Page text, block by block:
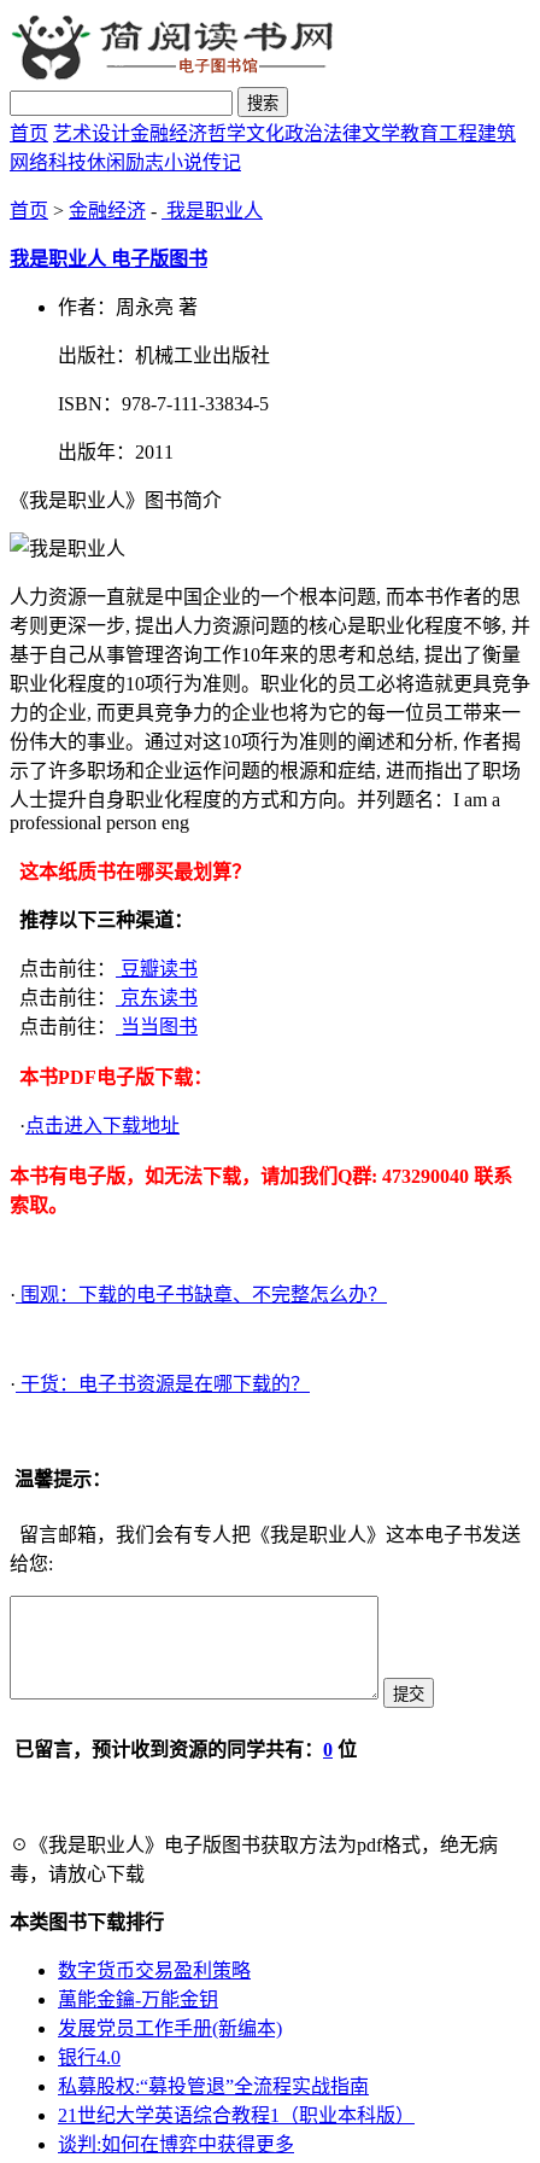
搜索
首页 艺术设计金融经济哲学文化政治法律文学教育工程建筑
网络科技休闲励志小说传记
首页 > 金融经济 - 我是职业人
我是职业人 电子版图书
作者：周永亮 著
出版社：机械工业出版社
ISBN：978-7-111-33834-5
出版年：2011
《我是职业人》图书简介
人力资源一直就是中国企业的一个根本问题, 而本书作者的思
考则更深一步, 提出人力资源问题的核心是职业化程度不够, 并
基于自己从事管理咨询工作10年来的思考和总结, 提出了衡量
职业化程度的10项行为准则。职业化的员工必将造就更具竞争
力的企业, 而更具竞争力的企业也将为它的每一位员工带来一
份伟大的事业。通过对这10项行为准则的阐述和分析, 作者揭
示了许多职场和企业运作问题的根源和症结, 进而指出了职场
人士提升自身职业化程度的方式和方向。并列题名：I am a
professional person eng
这本纸质书在哪买最划算？
推荐以下三种渠道：
点击前往：
豆瓣读书
点击前往：
京东读书
点击前往：
当当图书
本书PDF电子版下载：
·点击进入下载地址
本书有电子版，如无法下载，请加我们Q群: 473290040 联系
索取。
· 围观：下载的电子书缺章、不完整怎么办？
· 干货：电子书资源是在哪下载的？
温馨提示：
留言邮箱，我们会有专人把《我是职业人》这本电子书发送
给您:
已留言，预计收到资源的同学共有： 0 位
☉《我是职业人》电子版图书获取方法为pdf格式，绝无病
毒，请放心下载
本类图书下载排行
数字货币交易盈利策略
萬能金鑰-万能金钥
发展党员工作手册(新编本)
银行4.0
私募股权:“募投管退”全流程实战指南
21世纪大学英语综合教程1（职业本科版）
谈判:如何在博弈中获得更多